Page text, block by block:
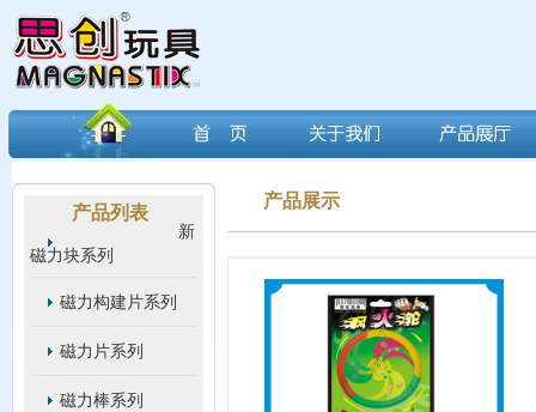
产品列表
新
磁力块系列
磁力构建片系列
磁力片系列
磁力棒系列
产品展示